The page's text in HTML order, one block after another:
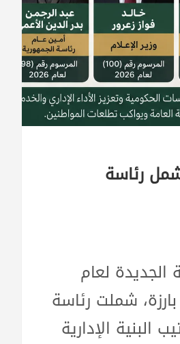
رئاسة
الجديدة لعام
شملت رئاسة
الإدارية